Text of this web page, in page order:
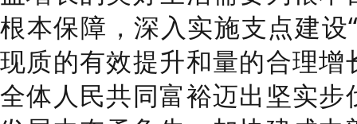
根本保障，深入实施支点建设
现质的有效提升和量的合理
全体人民共同富裕迈出坚实步